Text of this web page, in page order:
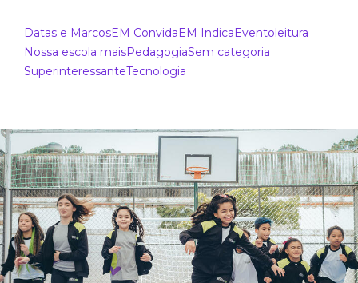
Datas e MarcosEM ConvidaEM IndicaEventoleitura
Nossa escola maisPedagogiaSem categoria
SuperinteressanteTecnologia